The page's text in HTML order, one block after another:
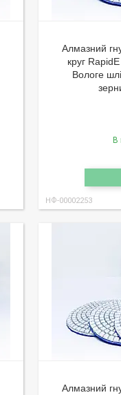
Алмазний
круг
Вологе
В
НФ-00002253
Алмазний